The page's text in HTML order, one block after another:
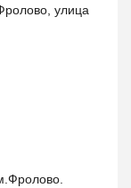
улица